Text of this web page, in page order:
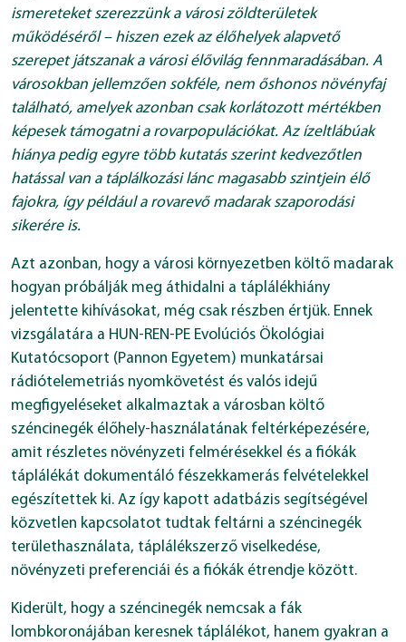
ismereteket szerezzünk a városi zöldterületek
működéséről – hiszen ezek az élőhelyek alapvető
szerepet játszanak a városi élővilág fennmaradásában. A
városokban jellemzően sokféle, nem őshonos növényfaj
található, amelyek azonban csak korlátozott mértékben
képesek támogatni a rovarpopulációkat. Az ízeltlábúak
hiánya pedig egyre több kutatás szerint kedvezőtlen
hatással van a táplálkozási lánc magasabb szintjein élő
fajokra, így például a rovarevő madarak szaporodási
sikerére is.
Azt azonban, hogy a városi környezetben költő madarak
hogyan próbálják meg áthidalni a táplálékhiány
jelentette kihívásokat, még csak részben értjük. Ennek
vizsgálatára a HUN-REN-PE Evolúciós Ökológiai
Kutatócsoport (Pannon Egyetem) munkatársai
rádiótelemetriás nyomkövetést és valós idejű
megfigyeléseket alkalmaztak a városban költő
széncinegék élőhely-használatának feltérképezésére,
amit részletes növényzeti felmérésekkel és a fiókák
táplálékát dokumentáló fészekkamerás felvételekkel
egészítettek ki. Az így kapott adatbázis segítségével
közvetlen kapcsolatot tudtak feltárni a széncinegék
területhasználata, táplálékszerző viselkedése,
növényzeti preferenciái és a fiókák étrendje között.
Kiderült, hogy a széncinegék nemcsak a fák
lombkoronájában keresnek táplálékot, hanem gyakran a